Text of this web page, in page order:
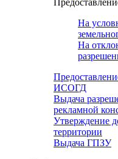
На
На
ИСОГД
Выдача
рекламной
Утверждение
территории
Выдача ГПЗУ